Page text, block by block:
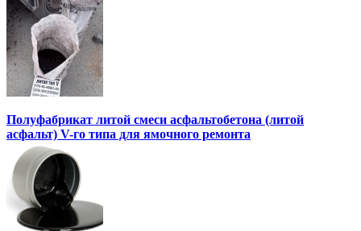
Полуфабрикат литой смеси асфальтобетона (литой
асфальт) V-го типа для ямочного ремонта